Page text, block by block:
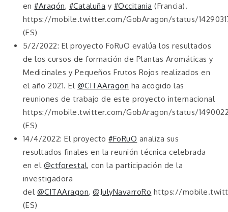
en#Aragón, #Cataluña y #Occitania (Francia).
https://mobile.twitter.com/GobAragon/status/
(ES)
5/2/2022: El proyecto FoRuO evalúa los resultados
de los cursos de formación de Plantas Aromáticas y
Medicinales y Pequeños Frutos Rojos realizados en
el año 2021. El @CITAAragon ha acogido las
reuniones de trabajo de este proyecto internacional
https://mobile.twitter.com/GobAragon/status/
(ES)
14/4/2022: El proyecto#FoRuO analiza sus
resultados finales en la reunión técnica celebrada
en el @ctforestal, con la participación de la
investigadora
del @CITAAragon,@JulyNavarroRo https://
(ES)